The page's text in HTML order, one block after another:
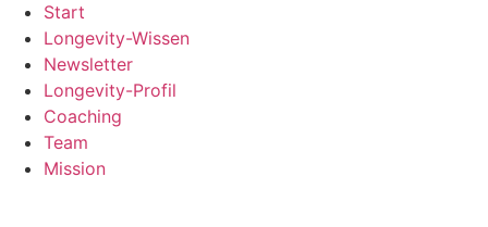
Start
Longevity-Wissen
Newsletter
Longevity-Profil
Coaching
Team
Mission